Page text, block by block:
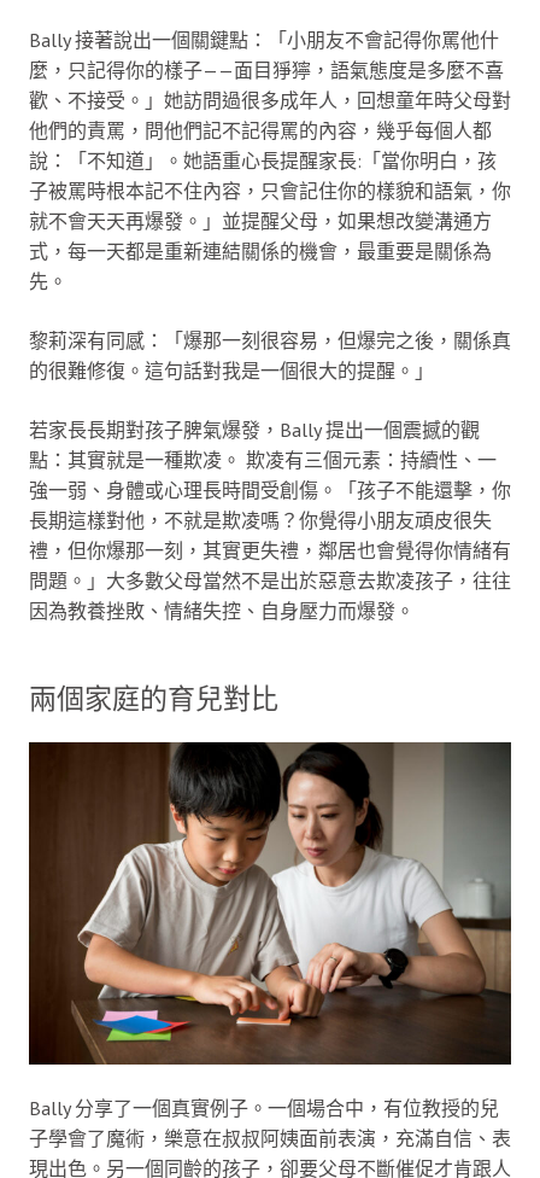
Bally 接著說出一個關鍵點：「小朋友不會記得你罵他什
麼，只記得你的樣子——面目猙獰，語氣態度是多麼不喜
歡、不接受。」她訪問過很多成年人，回想童年時父母對
他們的責罵，問他們記不記得罵的內容，幾乎每個人都
說：「不知道」。她語重心長提醒家長:「當你明白，孩
子被罵時根本記不住內容，只會記住你的樣貌和語氣，你
就不會天天再爆發。」並提醒父母，如果想改變溝通方
式，每一天都是重新連結關係的機會，最重要是關係為
先。
黎莉深有同感：「爆那一刻很容易，但爆完之後，關係真
的很難修復。這句話對我是一個很大的提醒。」
若家長長期對孩子脾氣爆發，Bally 提出一個震撼的觀
點：其實就是一種欺凌。 欺凌有三個元素：持續性、一
強一弱、身體或心理長時間受創傷。「孩子不能還擊，你
長期這樣對他，不就是欺凌嗎？你覺得小朋友頑皮很失
禮，但你爆那一刻，其實更失禮，鄰居也會覺得你情緒有
問題。」大多數父母當然不是出於惡意去欺凌孩子，往往
因為教養挫敗、情緒失控、自身壓力而爆發。
兩個家庭的育兒對比
Bally 分享了一個真實例子。一個場合中，有位教授的兒
子學會了魔術，樂意在叔叔阿姨面前表演，充滿自信、表
現出色。另一個同齡的孩子，卻要父母不斷催促才肯跟人